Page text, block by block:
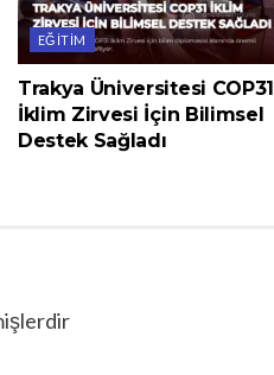
EĞITIM
Trakya Üniversitesi COP31
İklim Zirvesi İçin Bilimsel
Destek Sağladı